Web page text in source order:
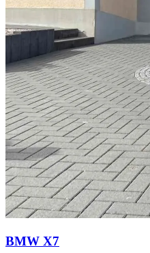
BMW X7